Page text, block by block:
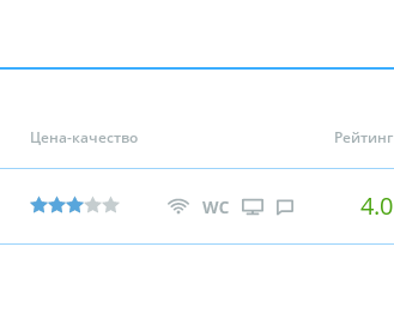
Цена-качество Рейтинг
4.0